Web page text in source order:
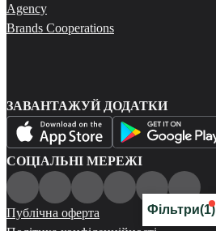
Фільтри(1)
Agency
Brands Cooperations
ЗАВАНТАЖУЙ ДОДАТКИ
СОЦІАЛЬНІ МЕРЕЖІ
Публічна оферта